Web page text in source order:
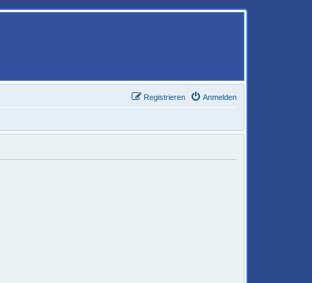
Anmelden
Registrieren